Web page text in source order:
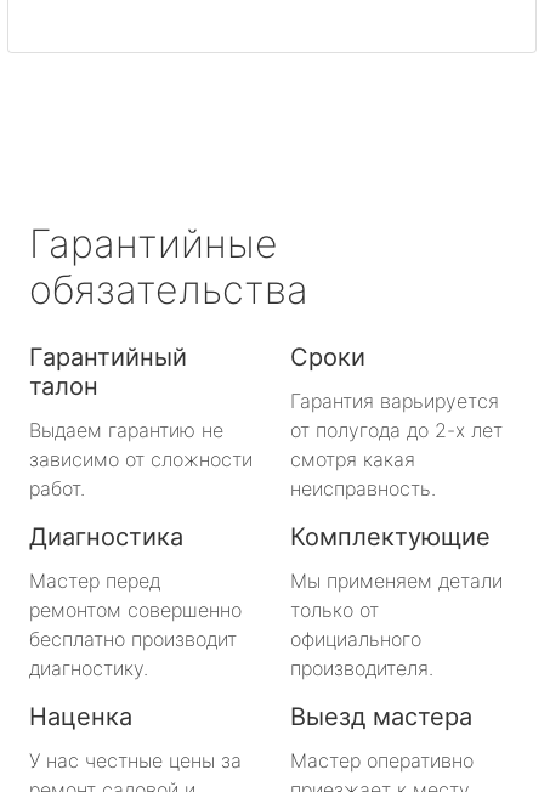
Гарантийные
обязательства
Гарантийный
талон
Выдаем гарантию не
зависимо от сложности
работ.
Сроки
Гарантия варьируется
от полугода до 2-х лет
смотря какая
неисправность.
Диагностика
Мастер перед
ремонтом совершенно
бесплатно производит
диагностику.
Комплектующие
Мы применяем детали
только от
официального
производителя.
Наценка
У нас честные цены за
Выезд мастера
Мастер оперативно